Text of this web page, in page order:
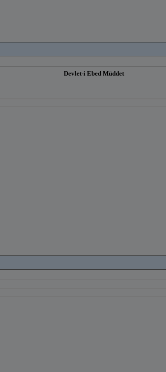
Devlet-i Ebed Müddet